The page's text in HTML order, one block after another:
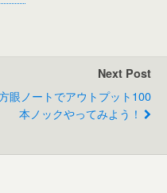
Next Post
眼ノートでアウトプット100
本ノックやってみよう！